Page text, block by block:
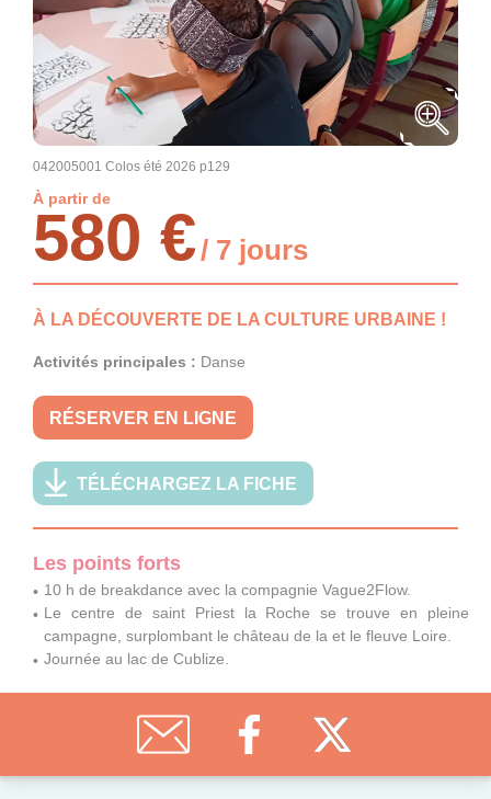
042005001 Colos été 2026 p129
À partir de
580 €/ 7 jours
À LA DÉCOUVERTE DE LA CULTURE URBAINE !
Activités principales : Danse
RÉSERVER EN LIGNE
TÉLÉCHARGEZ LA FICHE
Les points forts
10 h de breakdance avec la compagnie Vague2Flow.
Le centre de saint Priest la Roche se trouve en pleine
campagne, surplombant le château de la et le fleuve Loire.
Journée au lac de Cublize.